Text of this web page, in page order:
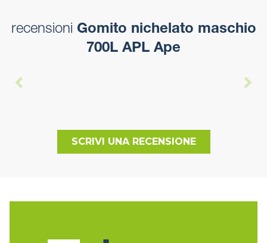
recensioni Gomito nichelato maschio
700L APL Ape
SCRIVI UNA RECENSIONE